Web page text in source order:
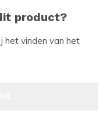
product?
het vinden van het